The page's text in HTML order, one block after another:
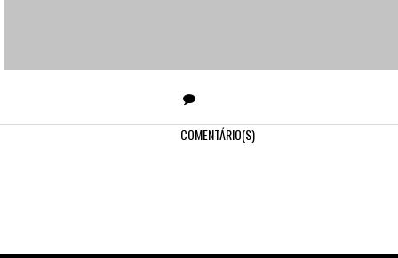
COMENTÁRIO(S)